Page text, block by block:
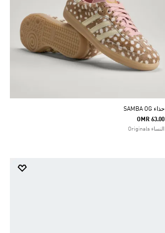
حذاء SAMBA OG
OMR 63.00
النساء Originals